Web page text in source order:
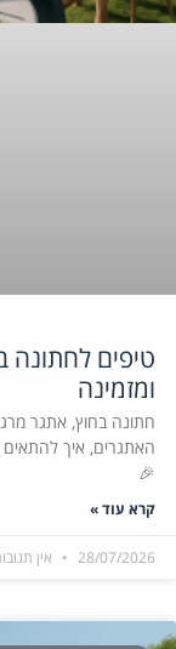
טיפים לחתונה
ומזמינה
חתונה בחוץ, אתגר
האתגרים, איך להתאים
🎉
קרא עוד »
28/07/2026 אין